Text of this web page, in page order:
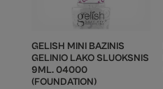
GELISH MINI BAZINIS
GELINIO LAKO SLUOKSNIS
9ML. 04000
(FOUNDATION)